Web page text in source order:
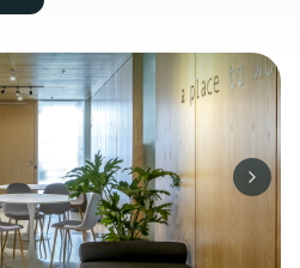
Next